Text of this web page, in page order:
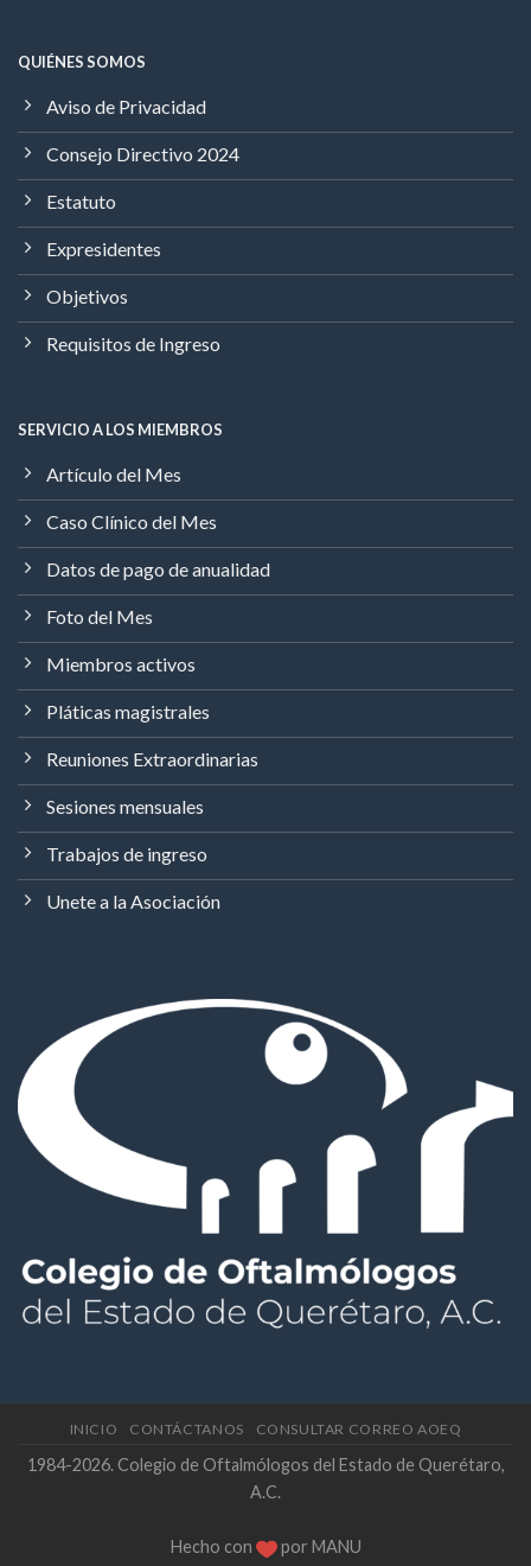
QUIÉNES SOMOS
Aviso de Privacidad
Consejo Directivo 2024
Estatuto
Expresidentes
Objetivos
Requisitos de Ingreso
SERVICIO A LOS MIEMBROS
Artículo del Mes
Caso Clínico del Mes
Datos de pago de anualidad
Foto del Mes
Miembros activos
Pláticas magistrales
Reuniones Extraordinarias
Sesiones mensuales
Trabajos de ingreso
Unete a la Asociación
INICIO CONTÁCTANOS CONSULTAR CORREO AOEQ
1984-2026. Colegio de Oftalmólogos del Estado de Querétaro,
A.C.
Hecho con por MANU